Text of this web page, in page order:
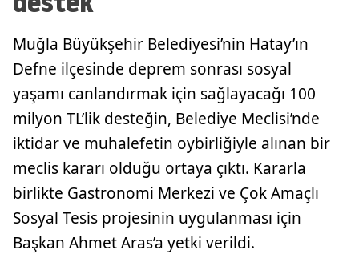
Muğla Büyükşehir Belediyesi’nin Hatay’ın
Defne ilçesinde deprem sonrası sosyal
yaşamı canlandırmak için sağlayacağı 100
milyon TL’lik desteğin, Belediye Meclisi’nde
iktidar ve muhalefetin oybirliğiyle alınan bir
meclis kararı olduğu ortaya çıktı. Kararla
birlikte Gastronomi Merkezi ve Çok Amaçlı
Sosyal Tesis projesinin uygulanması için
Başkan Ahmet Aras’a yetki verildi.